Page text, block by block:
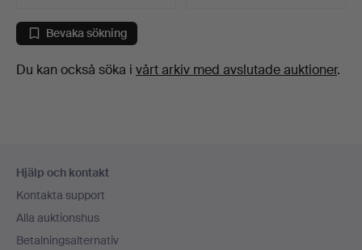
Bevaka sökning
Du kan också söka i vårt arkiv med avslutade auktioner.
Hjälp och kontakt
Kontakta support
Alla auktionshus
Betalningsalternativ